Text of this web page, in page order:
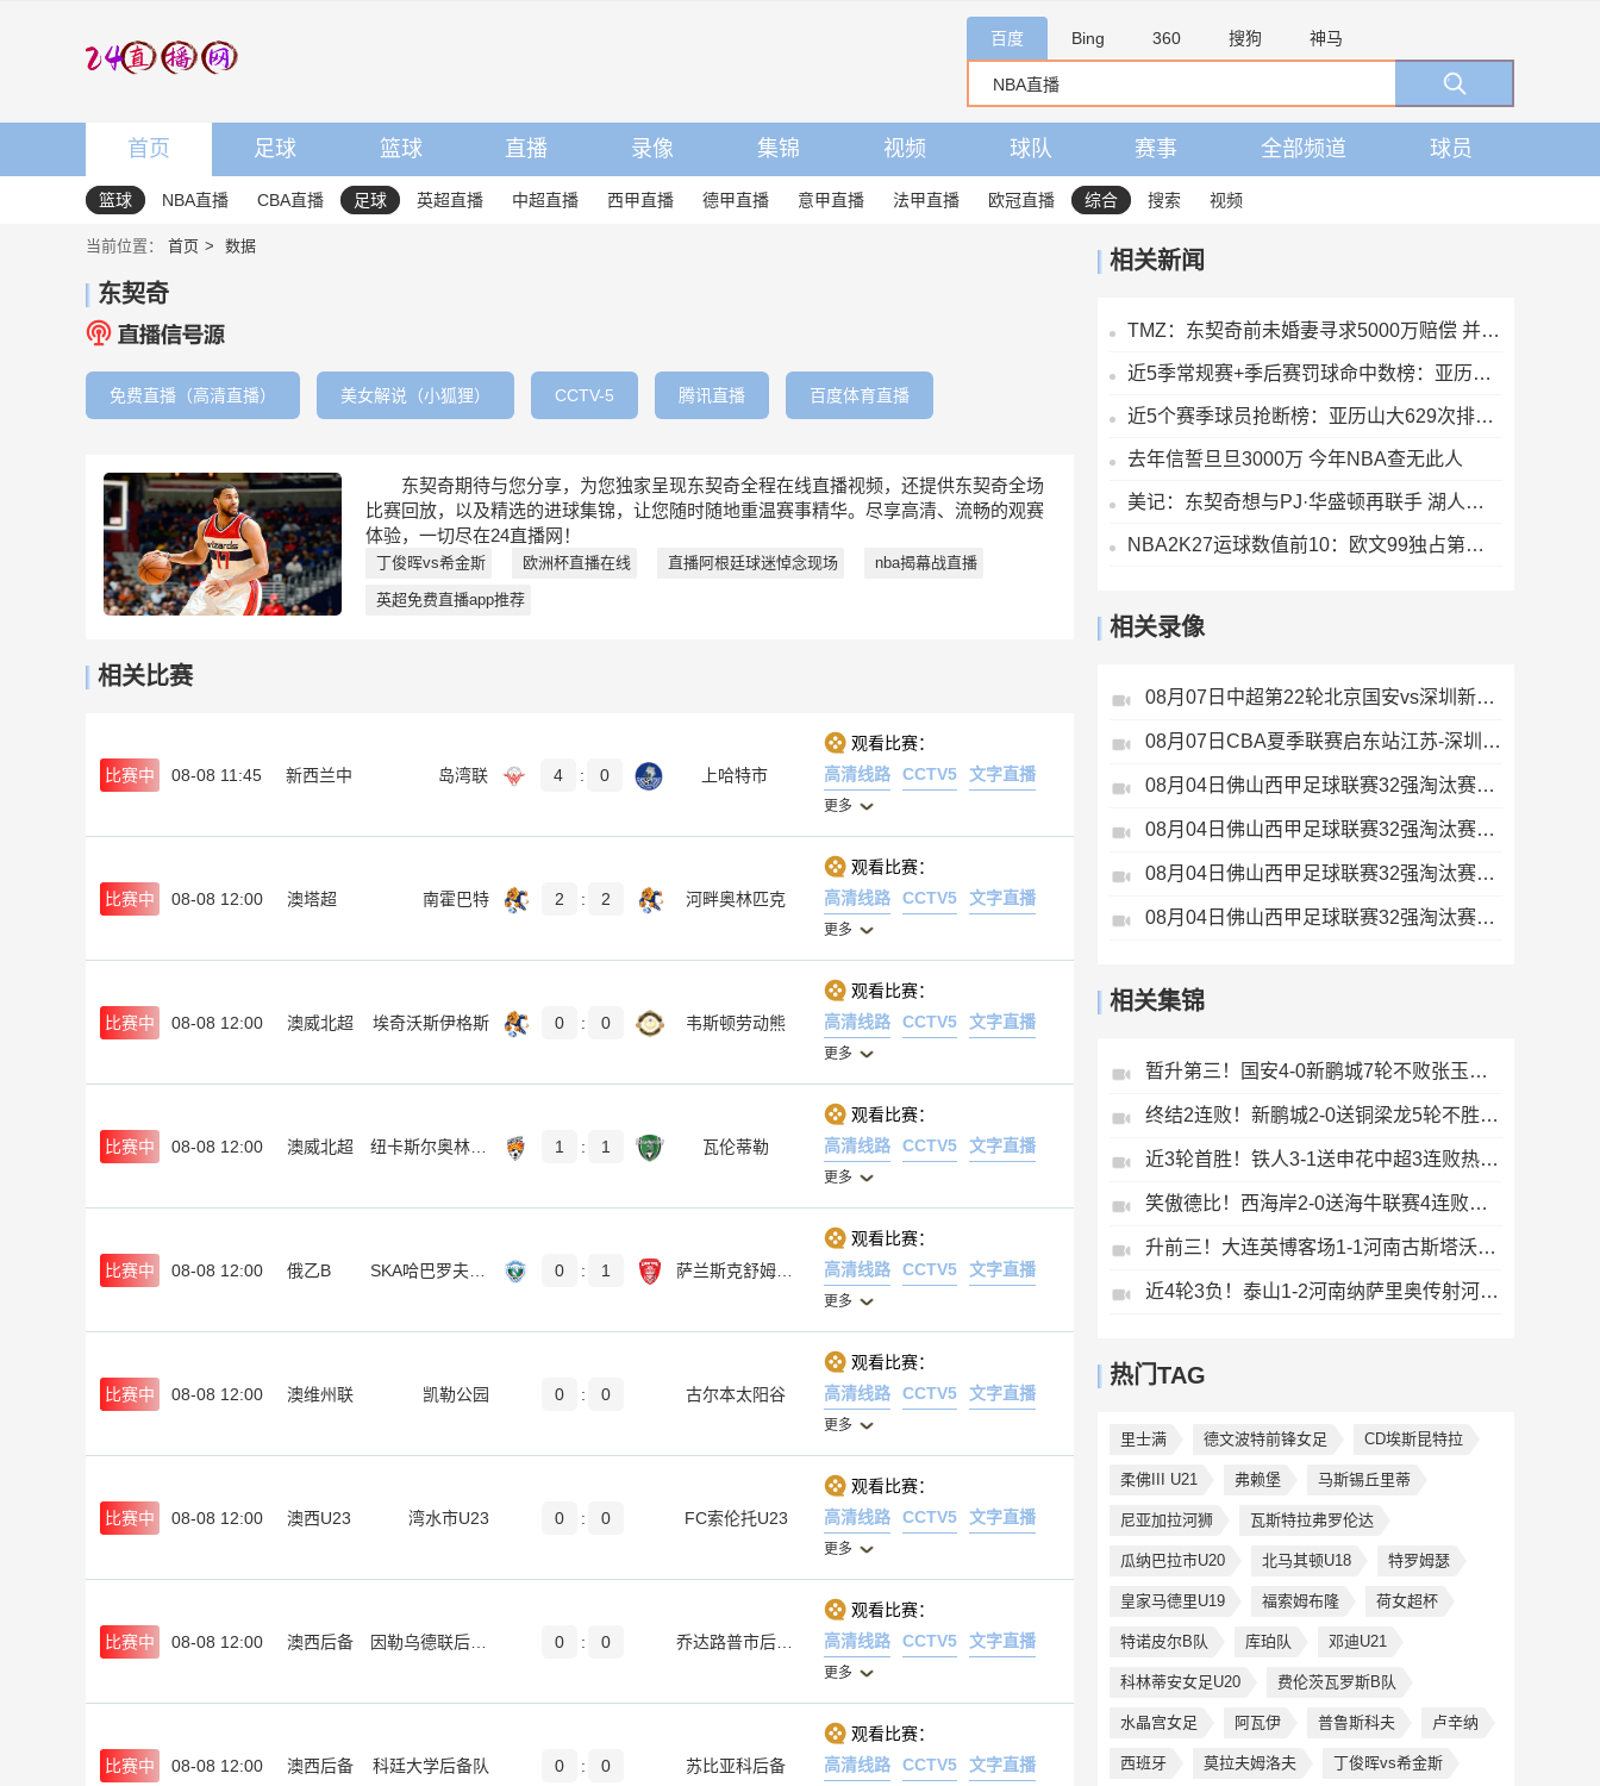
百度 Bing 360 搜狗 神马
首页 足球 篮球 直播 录像 集锦 视频 球队 赛事 全部频道 球员
篮球 NBA直播 CBA直播 足球 英超直播 中超直播 西甲直播 德甲直播 意甲直播 法甲直播 欧冠直播 综合 搜索 视频
当前位置： 首页 数据
东契奇
免费直播（高清直播） 美女解说（小狐狸） CCTV-5 腾讯直播 百度体育直播
东契奇期待与您分享，为您独家呈现东契奇全程在线直播视频，还提供东契奇全场
比赛回放，以及精选的进球集锦，让您随时随地重温赛事精华。尽享高清、流畅的观赛
体验，一切尽在24直播网！
丁俊晖vs希金斯 欧洲杯直播在线 直播阿根廷球迷悼念现场 nba揭幕战直播
英超免费直播app推荐
相关比赛
比赛中 08-08 11:45 新西兰中 岛湾联 4 : 0 上哈特市
观看比赛：
高清线路
CCTV5 文字直播
更多
比赛中 08-08 12:00 澳塔超 南霍巴特 2 : 2 河畔奥林匹克
观看比赛：
高清线路
CCTV5 文字直播
更多
比赛中 08-08 12:00 澳威北超 埃奇沃斯伊格斯 0 : 0 韦斯顿劳动熊
观看比赛：
高清线路
CCTV5 文字直播
更多
比赛中 08-08 12:00 澳威北超 1 : 1 瓦伦蒂勒
观看比赛：
高清线路
CCTV5 文字直播
更多
比赛中 08-08 12:00 俄乙B 0 : 1
观看比赛：
高清线路
CCTV5 文字直播
更多
比赛中 08-08 12:00 澳维州联 凯勒公园 0 : 0 古尔本太阳谷
观看比赛：
高清线路
CCTV5 文字直播
更多
比赛中 08-08 12:00 澳西U23 湾水市U23 0 : 0 FC索伦托U23
观看比赛：
高清线路
CCTV5 文字直播
更多
比赛中 08-08 12:00 澳西后备 0 : 0
观看比赛：
高清线路
CCTV5 文字直播
更多
比赛中 08-08 12:00 澳西后备 科廷大学后备队 0 : 0 苏比亚科后备
观看比赛：
高清线路
CCTV5 文字直播
相关新闻
TMZ：东契奇前未婚妻寻求5000万赔偿 并想将077监护权减至每周1天
近5季常规赛+季后赛罚球命中数榜：亚历山大第一 东契奇第二
近5个赛季球员抢断榜：亚历山大629次排第一 约基奇第2 东契奇第6
去年信誓旦旦3000万 今年NBA查无此人
美记：东契奇想与PJ·华盛顿再联手 湖人已和独行侠展开交易探讨
NBA2K27运球数值前10：欧文99独占第一 库里97 布伦森&SGA96
相关录像
08月07日中超第22轮北京国安vs深圳新鹏城全场录像
08月07日CBA夏季联赛启东站江苏-深圳全场录像
08月04日佛山西甲足球联赛32强淘汰赛贪玩游戏VS美的薪火全场录像
08月04日佛山西甲足球联赛32强淘汰赛广东西南建设VS香港圣徒全场录像
08月04日佛山西甲足球联赛32强淘汰赛肇庆恒骏成VS三七互娱全场录像
08月04日佛山西甲足球联赛32强淘汰赛藝品高國際VS湛江狂狼·粵辉能源全场录像
相关集锦
暂升第三！国安4-0新鹏城7轮不败张玉宁传射达万双响法比奥破门
终结2连败！新鹏城2-0送铜梁龙5轮不胜37岁姜至鹏破门韦斯利建功
近3轮首胜！铁人3-1送申花中超3连败热菲尼奥双响邦本宜裕传射
笑傲德比！西海岸2-0送海牛联赛4连败海牛仍垫底西海岸升至第二
升前三！大连英博客场1-1河南古斯塔沃破门19岁杨铭锐替补扳平
近4轮3负！泰山1-2河南纳萨里奥传射河南终结17年客场不胜泰山
热门TAG
里士满 德文波特前锋女足 CD埃斯昆特拉
柔佛III U21 弗赖堡 马斯锡丘里蒂
尼亚加拉河狮 瓦斯特拉弗罗伦达
瓜纳巴拉市U20 北马其顿U18 特罗姆瑟
皇家马德里U19 福索姆布隆 荷女超杯
特诺皮尔B队 库珀队 邓迪U21
科林蒂安女足U20 费伦茨瓦罗斯B队
水晶宫女足 阿瓦伊 普鲁斯科夫 卢辛纳
西班牙 莫拉夫姆洛夫 丁俊晖vs希金斯